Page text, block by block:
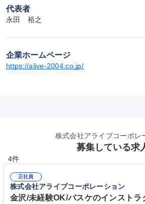
代表者
永田　裕之
企業ホームページ
https://alive-2004.co.jp/
株式会社アライブコーポレ
募集している求
4件
正社員
株式会社アライブコーポレーション
金沢/未経験OK/バスケのインストラ